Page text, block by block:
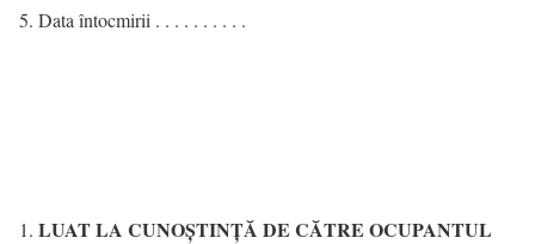
Data întocmirii . . . . . . . . . .
LUAT LA CUNOŞTINŢĂ DE CĂTRE OCUPANTUL